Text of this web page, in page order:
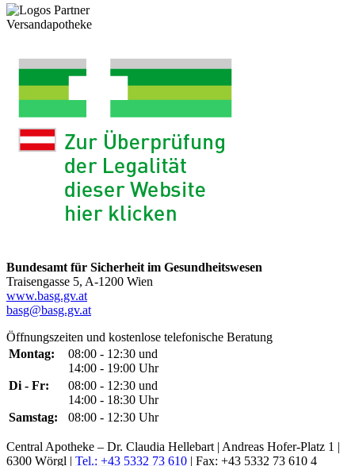
Versandapotheke
Bundesamt für Sicherheit im Gesundheitswesen
Traisengasse 5, A-1200 Wien
www.basg.gv.at
basg@basg.gv.at
Öffnungszeiten und kostenlose telefonische Beratung
Montag:
08:00 - 12:30 und
14:00 - 19:00 Uhr
Di - Fr:
08:00 - 12:30 und
14:00 - 18:30 Uhr
Samstag:
08:00 - 12:30 Uhr
Central Apotheke – Dr. Claudia Hellebart | Andreas Hofer-Platz 1 |
6300 Wörgl | Tel.: +43 5332 73 610 | Fax: +43 5332 73 610 4